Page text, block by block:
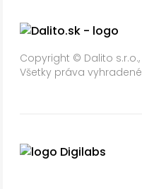
Copyright © Dalito s.r.o.,
Všetky práva vyhradené